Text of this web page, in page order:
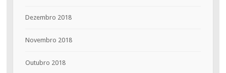
Dezembro 2018
Novembro 2018
Outubro 2018